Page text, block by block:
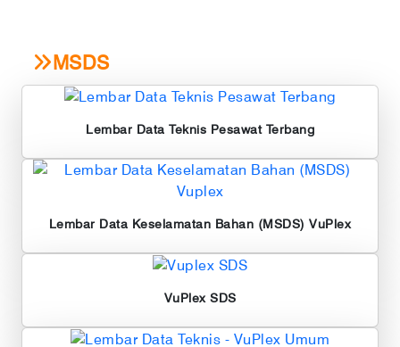
MSDS
Lembar Data Teknis Pesawat Terbang
Lembar Data Keselamatan Bahan (MSDS) VuPlex
VuPlex SDS